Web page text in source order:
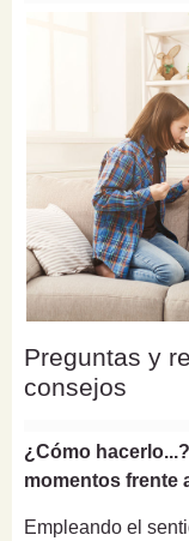
Preguntas y
consejos
¿Cómo
momentos frente
Empleando el